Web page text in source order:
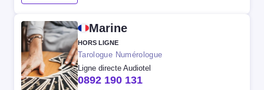
Marine
HORS LIGNE
Tarologue Numérologue
Ligne directe Audiotel
0892 190 131